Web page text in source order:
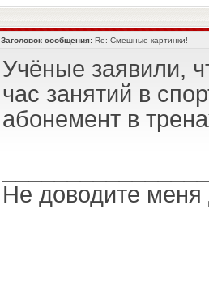
Заголовок сообщения: Re: Смешные картинки!
Учёные заявили,
час занятий в
абонемент в
Не доводите меня